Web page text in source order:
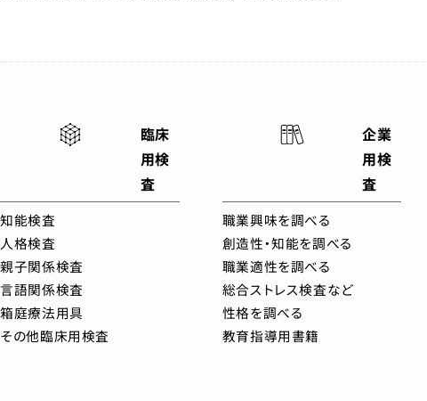
臨床
用検
査
知能検査
人格検査
親子関係検査
言語関係検査
箱庭療法用具
その他臨床用検査
企業
用検
査
職業興味を調べる
創造性・知能を調べる
職業適性を調べる
総合ストレス検査など
性格を調べる
教育指導用書籍